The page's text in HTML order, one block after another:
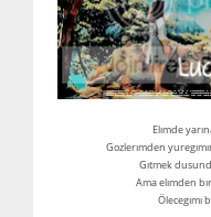
Elımde
Gozlerımden
Gıtmek
Ama elımden
Ölecegımı